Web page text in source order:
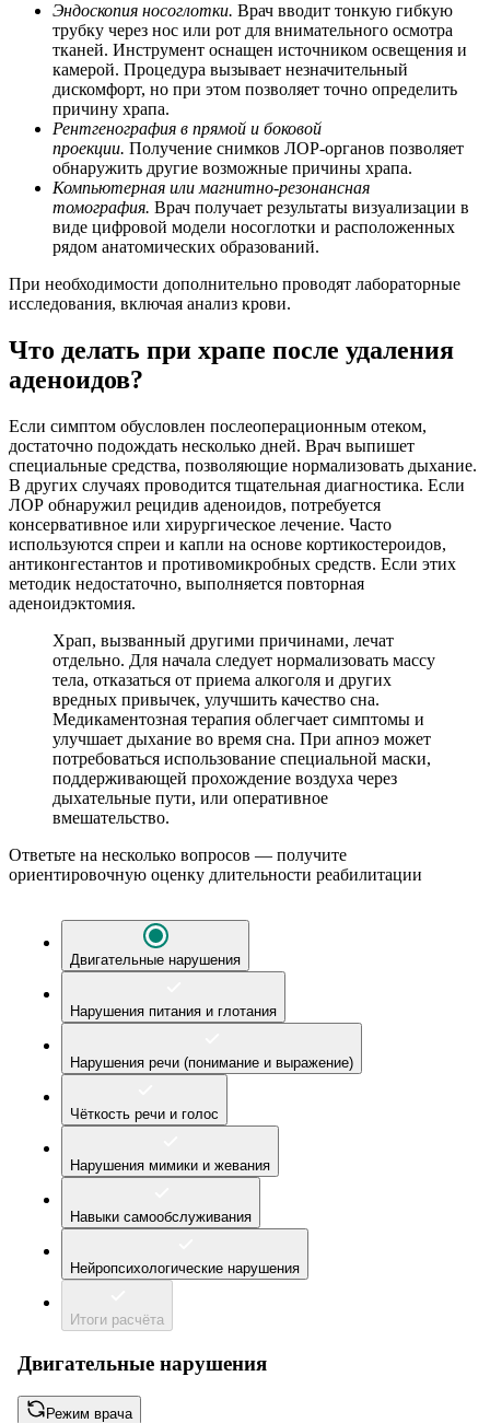
Эндоскопия носоглотки. Врач вводит тонкую гибкую
трубку через нос или рот для внимательного осмотра
тканей. Инструмент оснащен источником освещения и
камерой. Процедура вызывает незначительный
дискомфорт, но при этом позволяет точно определить
причину храпа.
Рентгенография в прямой и боковой
проекции. Получение снимков ЛОР-органов позволяет
обнаружить другие возможные причины храпа.
Компьютерная или магнитно-резонансная
томография. Врач получает результаты визуализации в
виде цифровой модели носоглотки и расположенных
рядом анатомических образований.
При необходимости дополнительно проводят лабораторные
исследования, включая анализ крови.
Что делать при храпе после удаления
аденоидов?
Если симптом обусловлен послеоперационным отеком,
достаточно подождать несколько дней. Врач выпишет
специальные средства, позволяющие нормализовать дыхание.
В других случаях проводится тщательная диагностика. Если
ЛОР обнаружил рецидив аденоидов, потребуется
консервативное или хирургическое лечение. Часто
используются спреи и капли на основе кортикостероидов,
антиконгестантов и противомикробных средств. Если этих
методик недостаточно, выполняется повторная
аденоидэктомия.
Храп, вызванный другими причинами, лечат
отдельно. Для начала следует нормализовать массу
тела, отказаться от приема алкоголя и других
вредных привычек, улучшить качество сна.
Медикаментозная терапия облегчает симптомы и
улучшает дыхание во время сна. При апноэ может
потребоваться использование специальной маски,
поддерживающей прохождение воздуха через
дыхательные пути, или оперативное
вмешательство.
Ответьте на несколько вопросов — получите
ориентировочную оценку длительности реабилитации